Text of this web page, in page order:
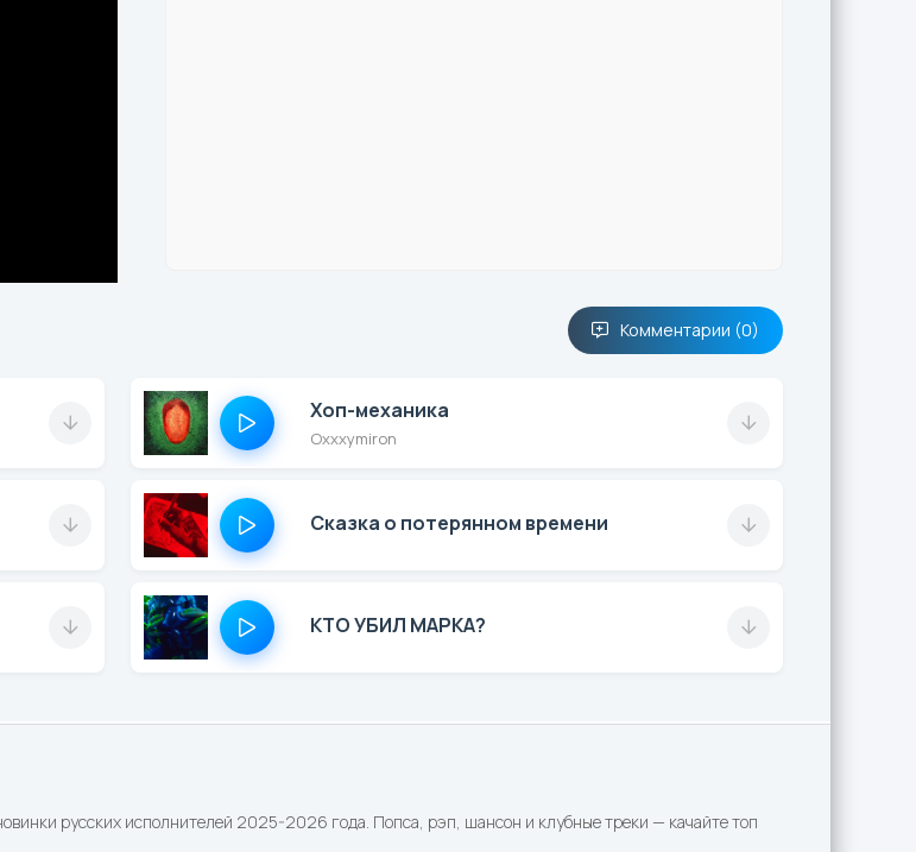
русских исполнителей 2025-2026 года. Попса, рэп, шансон и клубные треки — качайте топ
Комментарии (0)
Хоп-механика
Oxxxymiron
Сказка о потерянном времени
КТО УБИЛ МАРКА?